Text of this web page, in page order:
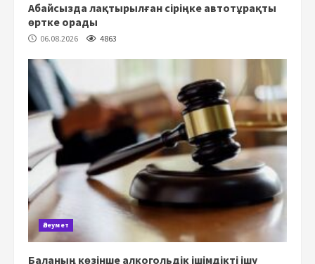
Абайсызда лақтырылған сіріңке автотұрақты
өртке орады
06.08.2026 4863
Әлеумет
Баланың көзінше алкогольдік ішімдікті ішу